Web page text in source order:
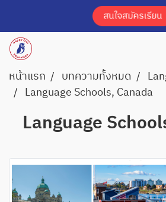
หน้าแรก บทความทั้งหมด
Language Schools, Canada
Language